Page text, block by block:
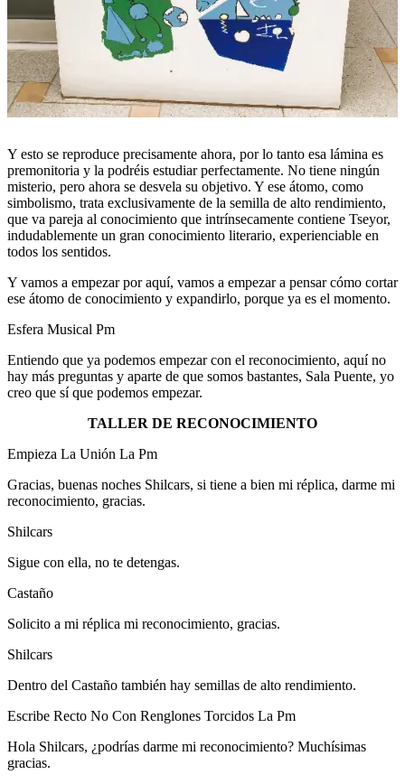
Y esto se reproduce precisamente ahora, por lo tanto esa lámina es
premonitoria y la podréis estudiar perfectamente. No tiene ningún
misterio, pero ahora se desvela su objetivo. Y ese átomo, como
simbolismo, trata exclusivamente de la semilla de alto rendimiento,
que va pareja al conocimiento que intrínsecamente contiene Tseyor,
indudablemente un gran conocimiento literario, experienciable en
todos los sentidos.
Y vamos a empezar por aquí, vamos a empezar a pensar cómo cortar
ese átomo de conocimiento y expandirlo, porque ya es el momento.
Esfera Musical Pm
Entiendo que ya podemos empezar con el reconocimiento, aquí no
hay más preguntas y aparte de que somos bastantes, Sala Puente, yo
creo que sí que podemos empezar.
TALLER DE RECONOCIMIENTO
Empieza La Unión La Pm
Gracias, buenas noches Shilcars, si tiene a bien mi réplica, darme mi
reconocimiento, gracias.
Shilcars
Sigue con ella, no te detengas.
Castaño
Solicito a mi réplica mi reconocimiento, gracias.
Shilcars
Dentro del Castaño también hay semillas de alto rendimiento.
Escribe Recto No Con Renglones Torcidos La Pm
Hola Shilcars, ¿podrías darme mi reconocimiento? Muchísimas
gracias.